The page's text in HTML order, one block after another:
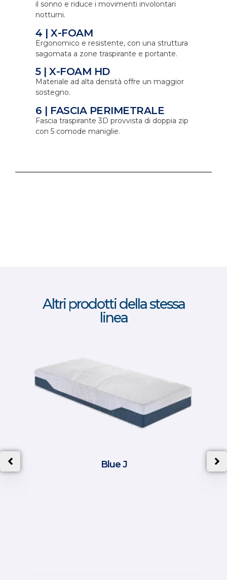
il sonno e riduce i movimenti involontari
notturni.
4 | X-FOAM
Ergonomico e resistente, con una struttura
sagomata a zone traspirante e portante.
5 | X-FOAM HD
Materiale ad alta densità offre un maggior
sostegno.
6 | FASCIA PERIMETRALE
Fascia traspirante 3D provvista di doppia zip
con 5 comode maniglie.
Altri prodotti della stessa
linea
Blue J